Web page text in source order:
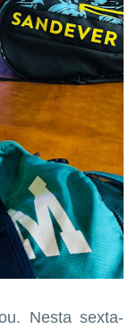
Nesta sexta-